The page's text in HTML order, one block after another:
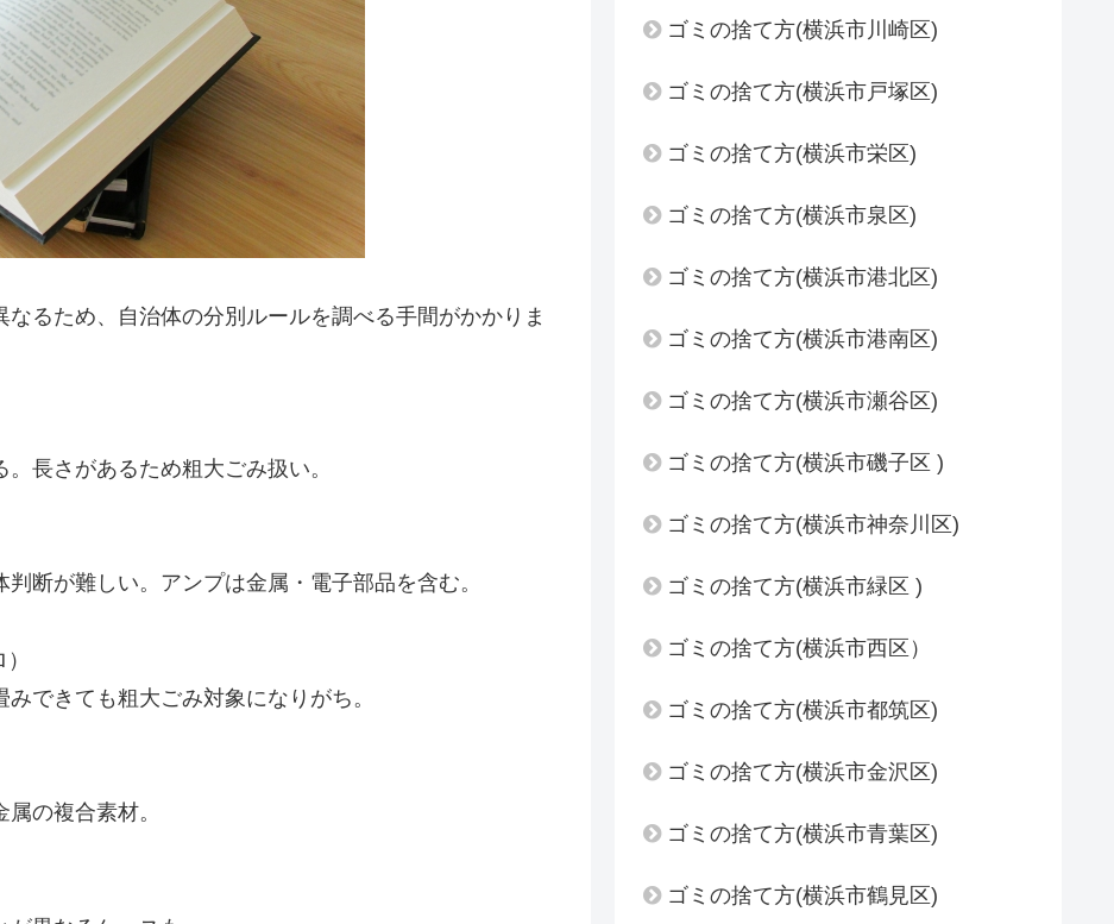
るため、自治体の分別ルールを調べる手間がかかりま
長さがあるため粗大ごみ扱い。
断が難しい。アンプは金属・電子部品を含む。
できても粗大ごみ対象になりがち。
の複合素材。
ゴミの捨て方(横浜市川崎区)
ゴミの捨て方(横浜市戸塚区)
ゴミの捨て方(横浜市栄区)
ゴミの捨て方(横浜市泉区)
ゴミの捨て方(横浜市港北区)
ゴミの捨て方(横浜市港南区)
ゴミの捨て方(横浜市瀬谷区)
ゴミの捨て方(横浜市磯子区 )
ゴミの捨て方(横浜市神奈川区)
ゴミの捨て方(横浜市緑区 )
ゴミの捨て方(横浜市西区）
ゴミの捨て方(横浜市都筑区)
ゴミの捨て方(横浜市金沢区)
ゴミの捨て方(横浜市青葉区)
ゴミの捨て方(横浜市鶴見区)